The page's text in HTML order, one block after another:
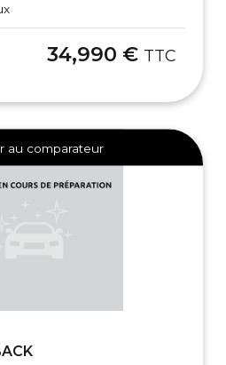
34,990 € TTC
au comparateur